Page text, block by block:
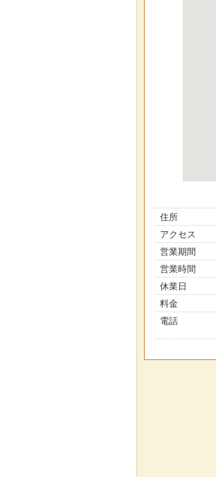
住所
アクセス
営業期間
営業時間
休業日
料金
電話